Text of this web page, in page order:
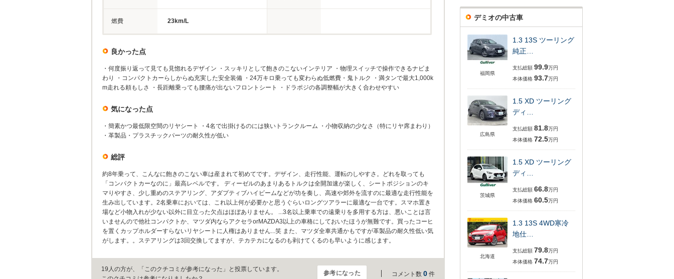
燃費 23km/L
良かった点
・何度振り返って見ても見惚れるデザイン ・スッキリとして飽きのこないインテリア ・物理スイッチで操作できるナビま
わり ・コンパクトカーらしからぬ充実した安全装備 ・24万キロ乗っても変わらぬ低燃費・鬼トルク ・満タンで最大1,000k
m走れる頼もしさ ・長距離乗っても腰痛が出ないフロントシート ・ドラポジの各調整幅が大きく合わせやすい
気になった点
・簡素かつ最低限空間のリヤシート ・4名で出掛けるのには狭いトランクルーム ・小物収納の少なさ（特にリヤ席まわり）
・革製品・プラスチックパーツの耐久性が低い
総評
約8年乗って、こんなに飽きのこない車は産まれて初めてです。デザイン、走行性能、運転のしやすさ。どれを取っても
「コンパクトカーなのに」最高レベルです。 ディーゼルのあまりあるトルクは全開加速が楽しく、シートポジションのキ
マりやすさ、少し重めのステアリング、アダプティブハイビームなどが功を奏し、高速や郊外を流すのに最適な走行性能を
生み出しています。2名乗車においては、これ以上何が必要かと思うぐらいロングツアラーに最適な一台です。スマホ置き
場など小物入れが少ない以外に目立った欠点はほぼありません。 ...3名以上乗車での遠乗りを多用する方は、悪いことは言
いませんので他社コンパクトか、マツダ内ならアクセラorMAZDA3以上の車格にしておいたほうが無難です。買ったコーヒ
を置くカップホルダーすらないリヤシートに人権はありません...笑 また、マツダ全車共通かもですが革製品の耐久性低い気
がします。。ステアリングは3回交換してますが、テカテカになるのも剥けてくるのも早いように感じます。
19人の方が、「このクチコミが参考になった」と投票しています。
参考になった コメント数 0 件
デミオの中古車
福岡県
1.3 13S ツーリング
純正…
支払総額 99.9万円
本体価格 93.7万円
広島県
1.5 XD ツーリング
ディ…
支払総額 81.8万円
本体価格 72.5万円
茨城県
1.5 XD ツーリング
ディ…
支払総額 66.8万円
本体価格 60.5万円
北海道
1.3 13S 4WD寒冷
地仕…
支払総額 79.8万円
本体価格 74.7万円